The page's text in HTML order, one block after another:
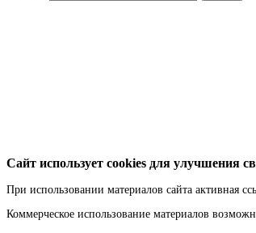
Сайт использует cookies для улучшения
При использовании материалов сайта активная
Коммерческое использование материалов